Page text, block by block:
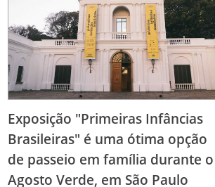
Exposição "Primeiras Infâncias
Brasileiras" é uma ótima opção
de passeio em família durante o
Agosto Verde, em São Paulo